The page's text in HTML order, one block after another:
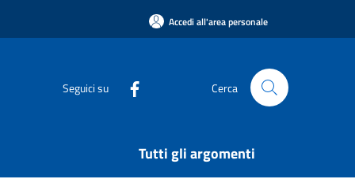
Accedi all'area personale
Seguici su Cerca
Tutti gli argomenti